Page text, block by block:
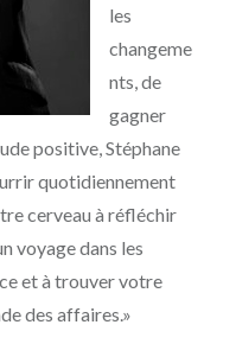
les
changeme
nts, de
gagner
positive, Stéphane
quotidiennement
cerveau à réfléchir
voyage dans les
et à trouver votre
des affaires.»